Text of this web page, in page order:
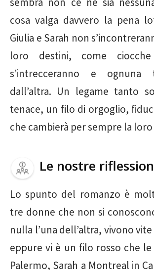
cosa valga davvero la pena
Giulia e Sarah non
loro destini, come
s’intrecceranno e ognuna
dall’altra. Un legame tanto
tenace, un filo di orgoglio,
che cambierà per sempre la
Le nostre
Lo spunto del romanzo è
tre donne che non si
nulla l’una dell’altra, vivono
eppure vi è un filo rosso che le
Palermo, Sarah a Montreal in